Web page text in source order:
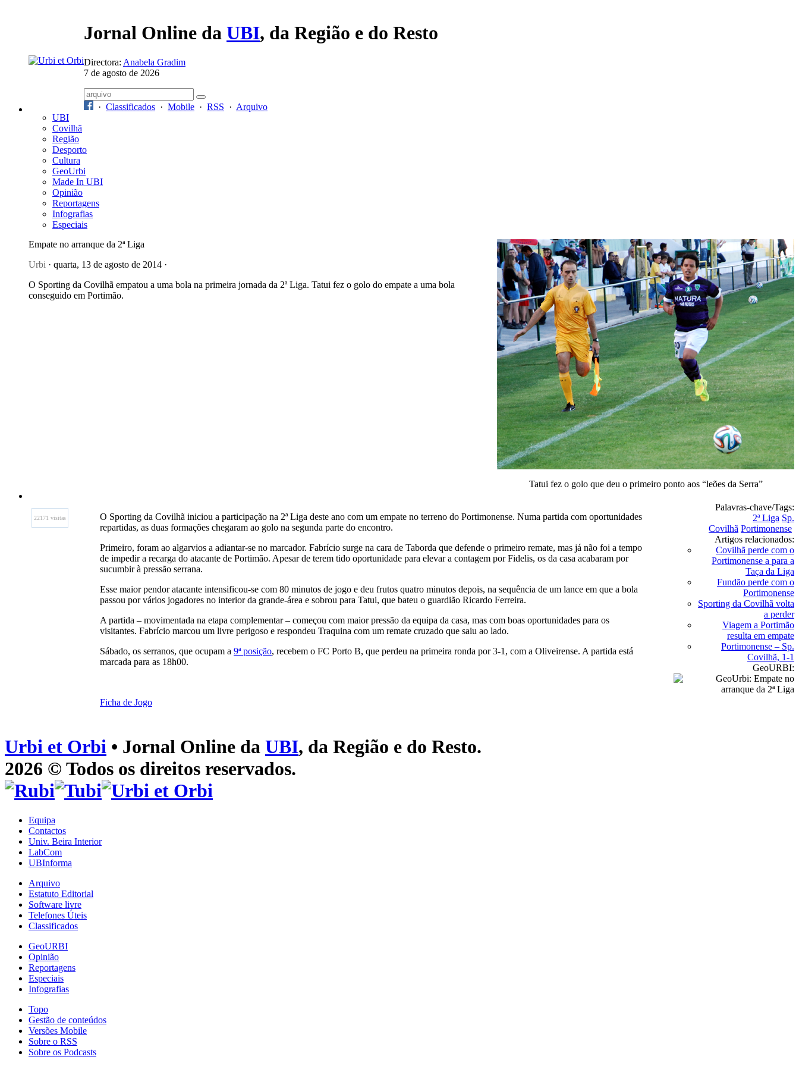
Jornal Online da UBI, da Região e do Resto
Directora: Anabela Gradim
7 de agosto de 2026
· Classificados · Mobile · RSS · Arquivo
UBI
Covilhã
Região
Desporto
Cultura
GeoUrbi
Made In UBI
Opinião
Reportagens
Infografias
Especiais
Empate no arranque da 2ª Liga
Urbi · quarta, 13 de agosto de 2014 ·
O Sporting da Covilhã empatou a uma bola na primeira jornada da 2ª Liga. Tatui fez o golo do empate a uma bola
conseguido em Portimão.
Tatui fez o golo que deu o primeiro ponto aos “leões da Serra”
22171 visitas
O Sporting da Covilhã iniciou a participação na 2ª Liga deste ano com um empate no terreno do Portimonense. Numa partida com oportunidades
repartidas, as duas formações chegaram ao golo na segunda parte do encontro.
Primeiro, foram ao algarvios a adiantar-se no marcador. Fabrício surge na cara de Taborda que defende o primeiro remate, mas já não foi a tempo
de impedir a recarga do atacante de Portimão. Apesar de terem tido oportunidade para elevar a contagem por Fidelis, os da casa acabaram por
sucumbir à pressão serrana.
Esse maior pendor atacante intensificou-se com 80 minutos de jogo e deu frutos quatro minutos depois, na sequência de um lance em que a bola
passou por vários jogadores no interior da grande-área e sobrou para Tatui, que bateu o guardião Ricardo Ferreira.
A partida – movimentada na etapa complementar – começou com maior pressão da equipa da casa, mas com boas oportunidades para os
visitantes. Fabrício marcou um livre perigoso e respondeu Traquina com um remate cruzado que saiu ao lado.
Sábado, os serranos, que ocupam a 9ª posição, recebem o FC Porto B, que perdeu na primeira ronda por 3-1, com a Oliveirense. A partida está
marcada para as 18h00.
Ficha de Jogo
Palavras-chave/Tags:
2ª Liga Sp.
Covilhã Portimonense
Artigos relacionados:
Covilhã perde com o
Portimonense a para a
Taça da Liga
Fundão perde com o
Portimonense
Sporting da Covilhã volta
a perder
Viagem a Portimão
resulta em empate
Portimonense – Sp.
Covilhã, 1-1
GeoURBI:
Urbi et Orbi • Jornal Online da UBI, da Região e do Resto.
2026 © Todos os direitos reservados.
Equipa
Contactos
Univ. Beira Interior
LabCom
UBInforma
Arquivo
Estatuto Editorial
Software livre
Telefones Úteis
Classificados
GeoURBI
Opinião
Reportagens
Especiais
Infografias
Topo
Gestão de conteúdos
Versões Mobile
Sobre o RSS
Sobre os Podcasts